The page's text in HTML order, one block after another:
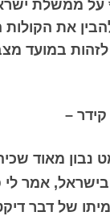
על ממשלת
את
במועד
–
נבון מאוד
אמר
של דבר